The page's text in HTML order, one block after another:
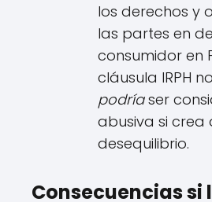
los derechos y
las partes en
consumidor en
cláusula IRPH
podríaser
abusiva si crea
desequilibrio.
Consecuencias si